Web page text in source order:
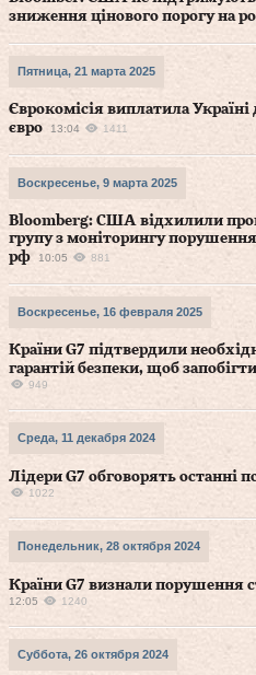
зниження цінового порогу на
Пятница, 21 марта 2025
Єврокомісія виплатила
євро
13:04 1411
Воскресенье, 9 марта 2025
Bloomberg: США відхилили
групу з моніторингу
рф
10:05 881
Воскресенье, 16 февраля 2025
Країни G7 підтвердили
гарантій безпеки, щоб
949
Среда, 11 декабря 2024
Лідери G7 обговорять останні
1022
Понедельник, 28 октября 2024
Країни G7 визнали порушення
12:05 1240
Суббота, 26 октября 2024